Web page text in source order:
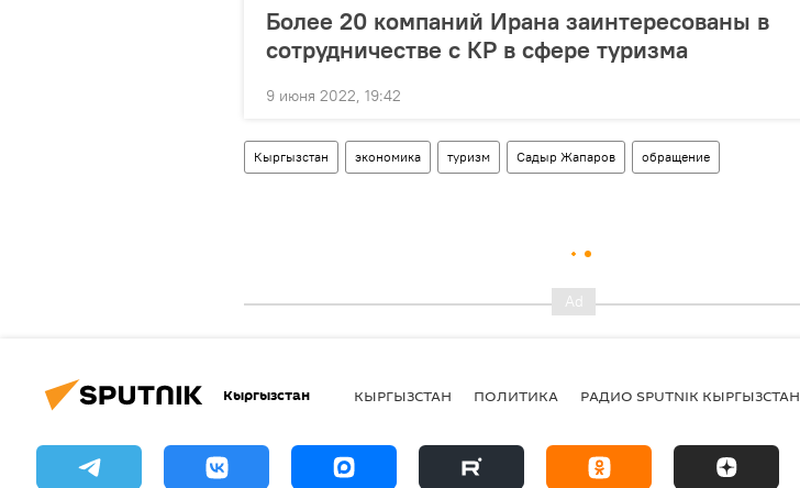
Более 20 компаний Ирана заинтересованы в
сотрудничестве с КР в сфере туризма
9 июня 2022, 19:42
Кыргызстан экономика туризм Садыр Жапаров обращение
Кыргызстан КЫРГЫЗСТАН ПОЛИТИКА РАДИО SPUTNIK КЫРГЫЗСТАН